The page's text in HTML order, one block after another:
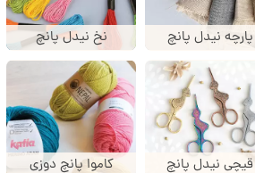
پارچه نیدل پانچ نخ نیدل پانچ
قیچی نیدل پانچ کاموا پانچ دوزی